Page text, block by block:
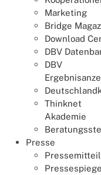
Marketing
Bridge
Download
DBV
DBV
Thinknet
Akademie
Presse